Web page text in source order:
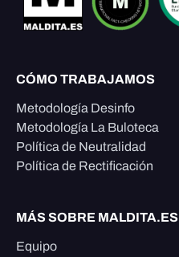
CÓMO TRABAJAMOS
Metodología Desinfo
Metodología La Buloteca
Política de Neutralidad
Política de Rectificación
MÁS SOBRE MALDITA.ES
Equipo